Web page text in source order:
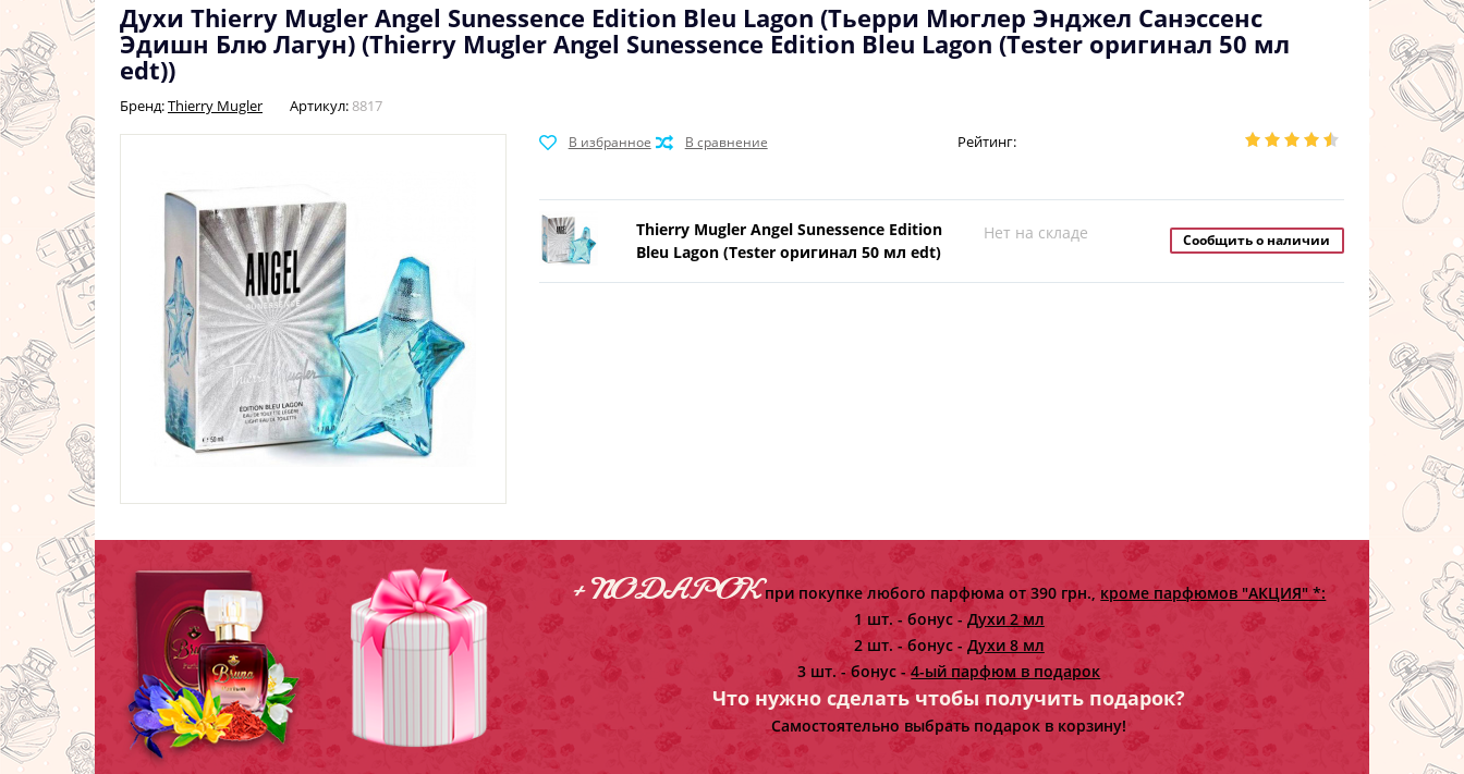
Духи Thierry Mugler Angel Sunessence Edition Bleu Lagon (Тьерри Мюглер Энджел Санэссенс
Эдишн Блю Лагун) (Thierry Mugler Angel Sunessence Edition Bleu Lagon (Tester оригинал 50 мл
edt))
Бренд:Thierry Mugler Артикул:8817
Рейтинг:
Thierry Mugler Angel Sunessence Edition
Bleu Lagon (Tester оригинал 50 мл edt)
Нет на складе Сообщить о наличии
+ ПОДАРОКпри покупке любого парфюма от 390 грн., кроме парфюмов "АКЦИЯ" *:
1 шт. - бонус - Духи 2 мл
2 шт. - бонус - Духи 8 мл
3 шт. - бонус -4-ый парфюм в подарок
Что нужно сделать чтобы получить подарок?
Самостоятельно выбрать подарок в корзину!